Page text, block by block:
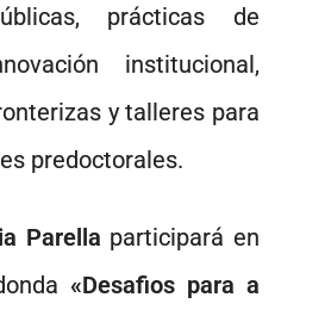
prácticas de
institucional,
y talleres para
predoctorales.
Parella participará en
«Desafios para a